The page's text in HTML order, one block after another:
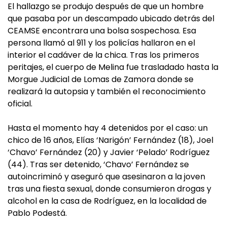
El hallazgo se produjo después de que un hombre
que pasaba por un descampado ubicado detrás del
CEAMSE encontrara una bolsa sospechosa. Esa
persona llamó al 911 y los policías hallaron en el
interior el cadáver de la chica. Tras los primeros
peritajes, el cuerpo de Melina fue trasladado hasta la
Morgue Judicial de Lomas de Zamora donde se
realizará la autopsia y también el reconocimiento
oficial.
Hasta el momento hay 4 detenidos por el caso: un
chico de 16 años, Elías ‘Narigón’ Fernández (18), Joel
‘Chavo’ Fernández (20) y Javier ‘Pelado’ Rodríguez
(44). Tras ser detenido, ‘Chavo’ Fernández se
autoincriminó y aseguró que asesinaron a la joven
tras una fiesta sexual, donde consumieron drogas y
alcohol en la casa de Rodríguez, en la localidad de
Pablo Podestá.